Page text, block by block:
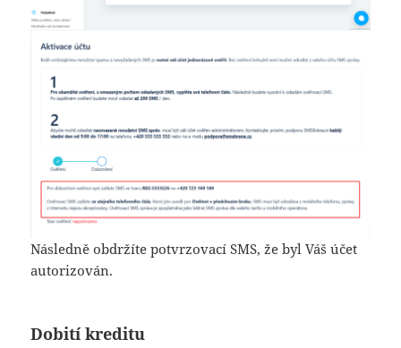
Následně obdržíte potvrzovací SMS, že byl Váš účet
autorizován.
Dobití kreditu